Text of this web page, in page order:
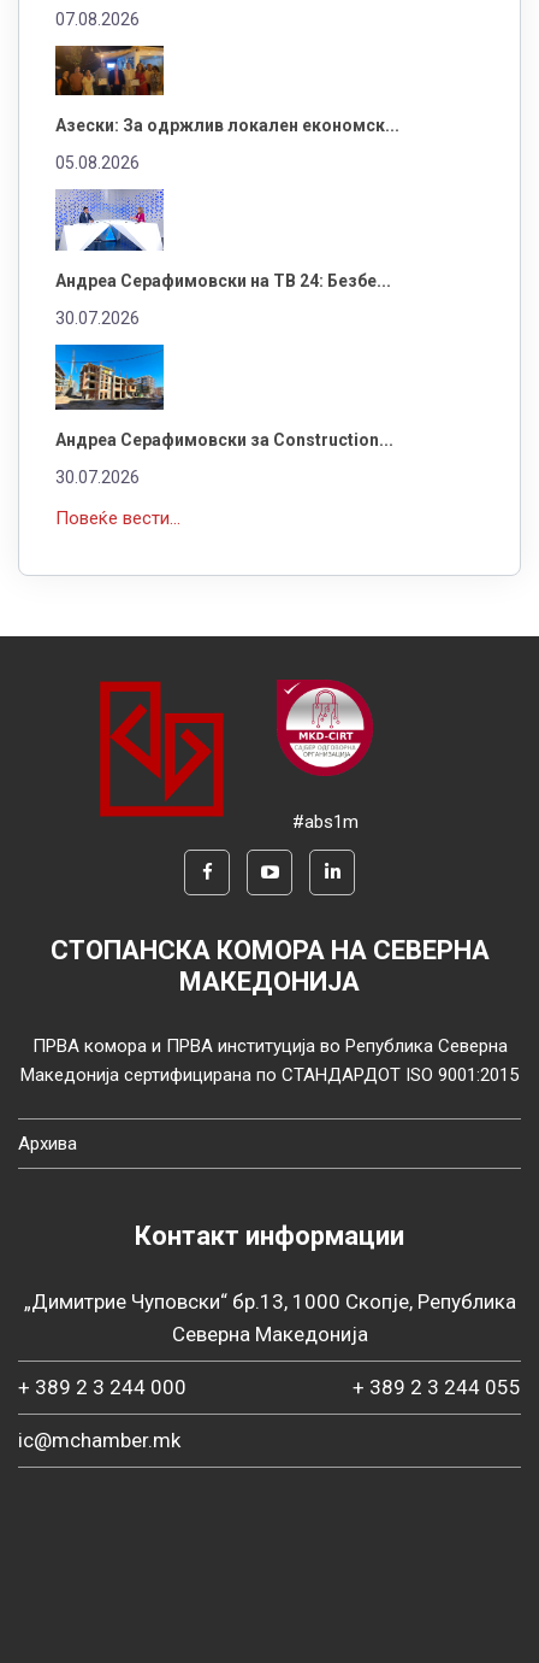
07.08.2026
Азески: За одржлив локален економск...
05.08.2026
Андреа Серафимовски на ТВ 24: Безбе...
30.07.2026
Андреа Серафимовски за Construction...
30.07.2026
Повеќе вести...
#abs1m
СТОПАНСКА КОМОРА НА СЕВЕРНА
МАКЕДОНИЈА
ПРВА комора и ПРВА институција во Република Северна
Македонија сертифицирана по СТАНДАРДОТ ISO 9001:2015
Архива
Контакт информации
„Димитрие Чуповски“ бр.13, 1000 Скопје, Република
Северна Македонија
+ 389 2 3 244 000 + 389 2 3 244 055
ic@mchamber.mk